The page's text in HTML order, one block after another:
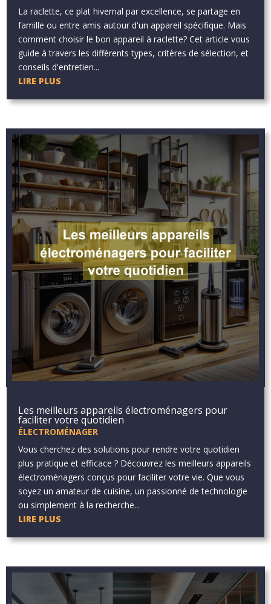
La raclette, ce plat hivernal par excellence, se partage en
famille ou entre amis autour d'un appareil spécifique. Mais
comment choisir le bon appareil à raclette? Cet article vous
guide à travers les différents types, critères de sélection, et
conseils d'entretien...
LIRE PLUS
Les meilleurs appareils électroménagers pour
faciliter votre quotidien
ÉLECTROMÉNAGER
Vous cherchez des solutions pour rendre votre quotidien
plus pratique et efficace ? Découvrez les meilleurs appareils
électroménagers conçus pour faciliter votre vie. Que vous
soyez un amateur de cuisine, un passionné de technologie
ou simplement à la recherche...
LIRE PLUS